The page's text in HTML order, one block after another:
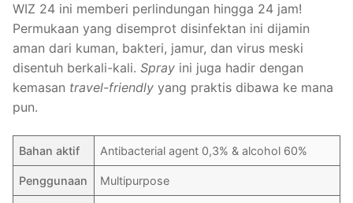
WIZ 24 ini memberi perlindungan hingga 24 jam!
Permukaan yang disemprot disinfektan ini dijamin
aman dari kuman, bakteri, jamur, dan virus meski
disentuh berkali-kali. Spray ini juga hadir dengan
kemasan travel-friendly yang praktis dibawa ke mana
pun.
Bahan aktif Antibacterial agent 0,3% & alcohol 60%
Penggunaan Multipurpose